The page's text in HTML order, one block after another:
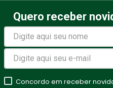
Quero receber
Concordo em receber